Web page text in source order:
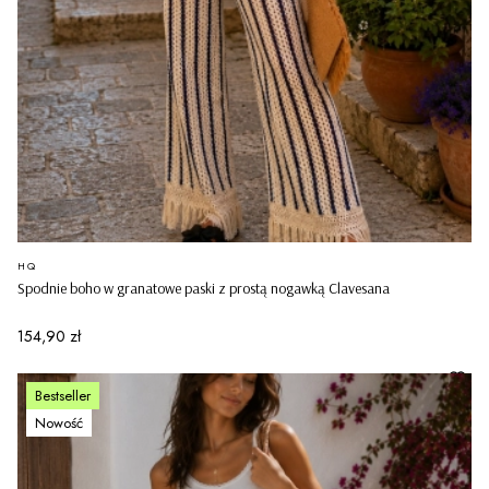
Spodnie boho w granatowe paski z prostą nogawką Clavesana
PRODUCENT
HQ
Cena
154,90 zł
Bestseller
Nowość